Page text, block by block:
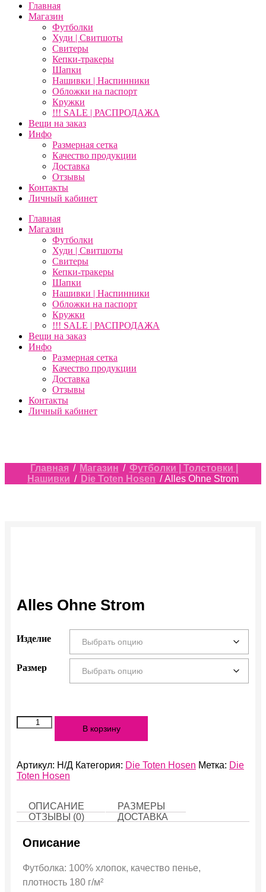
Главная
Магазин
Футболки
Худи | Свитшоты
Свитеры
Кепки-тракеры
Шапки
Нашивки | Наспинники
Обложки на паспорт
Кружки
!!! SALE | РАСПРОДАЖА
Вещи на заказ
Инфо
Размерная сетка
Качество продукции
Доставка
Отзывы
Контакты
Личный кабинет
Главная
Магазин
Футболки
Худи | Свитшоты
Свитеры
Кепки-тракеры
Шапки
Нашивки | Наспинники
Обложки на паспорт
Кружки
!!! SALE | РАСПРОДАЖА
Вещи на заказ
Инфо
Размерная сетка
Качество продукции
Доставка
Отзывы
Контакты
Личный кабинет
Главная / Магазин / Футболки | Толстовки |
Нашивки / Die Toten Hosen / Alles Ohne Strom
Alles Ohne Strom
Изделие
Размер
Количество
Alles
В корзину
Артикул: Н/Д Категория: Die Toten Hosen Метка: Die
Toten Hosen
ОПИСАНИЕ
РАЗМЕРЫ
ОТЗЫВЫ (0)
ДОСТАВКА
Описание
Футболка: 100% хлопок, качество пенье,
плотность 180 г/м²